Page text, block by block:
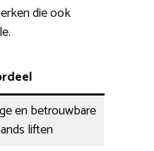
die ook
en betrouwbare
liften